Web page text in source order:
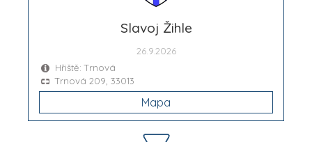
Slavoj Žihle
26.9.2026
Hřiště: Trnová
Trnová 209, 33013
Mapa